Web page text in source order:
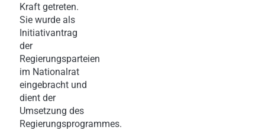
Kraft getreten.
Sie wurde als
Initiativantrag
der
Regierungsparteien
im Nationalrat
eingebracht und
dient der
Umsetzung des
Regierungsprogrammes.